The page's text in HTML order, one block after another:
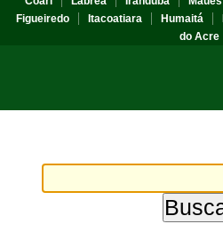
Figueiredo
Itacoatiara Humaitá
do Acre